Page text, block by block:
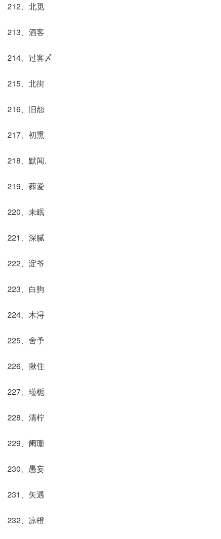
212、北觅
213、酒客
214、过客〆
215、北街
216、旧怨
217、初熏
218、默闻.
219、葬爱
220、未眠
221、深腻
222、淀爷
223、白驹
224、木浔
225、舍予
226、揪住
227、瑾栀
228、清柠
229、阑珊
230、愚妄
231、矢遇
232、凉橙